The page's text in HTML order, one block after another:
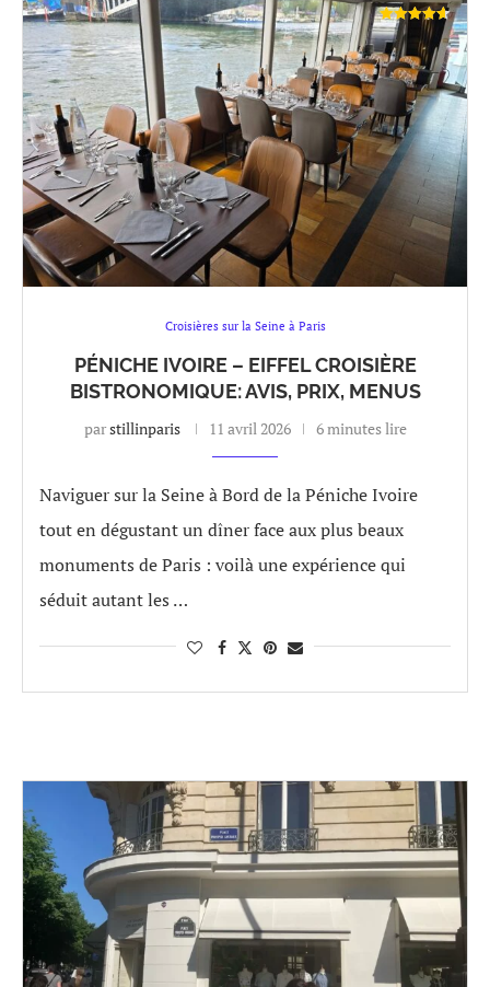
Croisières sur la Seine à Paris
PÉNICHE IVOIRE – EIFFEL CROISIÈRE
BISTRONOMIQUE: AVIS, PRIX, MENUS
parstillinparis 11 avril 2026 6 minutes lire
Naviguer sur la Seine à Bord de la Péniche Ivoire
tout en dégustant un dîner face aux plus beaux
monuments de Paris : voilà une expérience qui
séduit autant les …